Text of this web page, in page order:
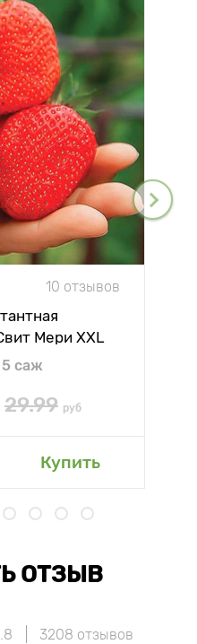
10 отзывов
Мери XXL
5 саж
29.99 руб
Купить
ОТЗЫВ
3208 отзывов